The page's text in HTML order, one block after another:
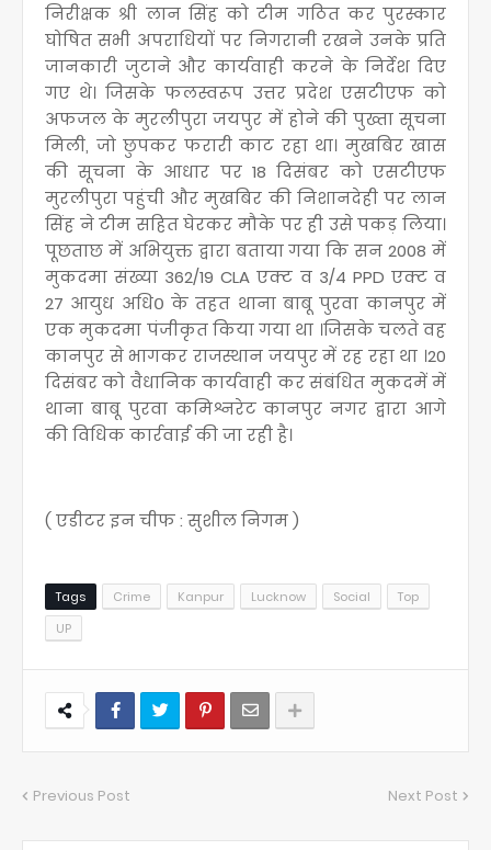
निरीक्षक श्री लान सिंह को टीम गठित कर पुरस्कार
घोषित सभी अपराधियों पर निगरानी रखने उनके प्रति
जानकारी जुटाने और कार्यवाही करने के निर्देश दिए
गए थे। जिसके फलस्वरूप उत्तर प्रदेश एसटीएफ को
अफजल के मुरलीपुरा जयपुर में होने की पुख्ता सूचना
मिली, जो छुपकर फरारी काट रहा था। मुखबिर खास
की सूचना के आधार पर 18 दिसंबर को एसटीएफ
मुरलीपुरा पहुंची और मुखबिर की निशानदेही पर लान
सिंह ने टीम सहित घेरकर मौके पर ही उसे पकड़ लिया।
पूछताछ में अभियुक्त द्वारा बताया गया कि सन 2008 में
मुकदमा संख्या 362/19 CLA एक्ट व 3/4 PPD एक्ट व
27 आयुध अधि० के तहत थाना बाबू पुरवा कानपुर में
एक मुकदमा पंजीकृत किया गया था ।जिसके चलते वह
कानपुर से भागकर राजस्थान जयपुर में रह रहा था ।20
दिसंबर को वैधानिक कार्यवाही कर संबंधित मुकदमें में
थाना बाबू पुरवा कमिश्नरेट कानपुर नगर द्वारा आगे
की विधिक कार्रवाई की जा रही है।
( एडीटर इन चीफ : सुशील निगम )
Tags Crime Kanpur Lucknow Social
Top
UP
Previous Post Next Post